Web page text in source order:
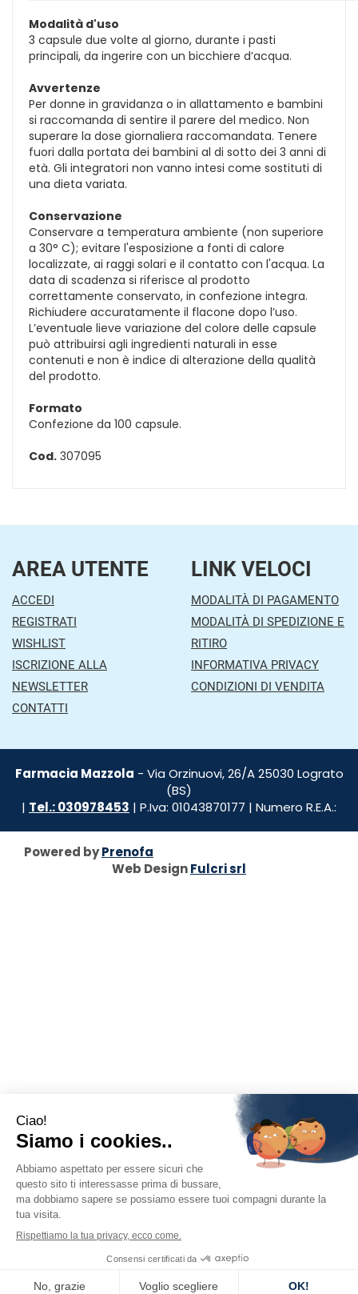
Modalità d'uso
3 capsule due volte al giorno, durante i pasti
principali, da ingerire con un bicchiere d’acqua.
Avvertenze
Per donne in gravidanza o in allattamento e bambini
si raccomanda di sentire il parere del medico. Non
superare la dose giornaliera raccomandata. Tenere
fuori dalla portata dei bambini al di sotto dei 3 anni di
età. Gli integratori non vanno intesi come sostituti di
una dieta variata.
Conservazione
Conservare a temperatura ambiente (non superiore
a 30° C); evitare l'esposizione a fonti di calore
localizzate, ai raggi solari e il contatto con l'acqua. La
data di scadenza si riferisce al prodotto
correttamente conservato, in confezione integra.
Richiudere accuratamente il flacone dopo l’uso.
L’eventuale lieve variazione del colore delle capsule
può attribuirsi agli ingredienti naturali in esse
contenuti e non è indice di alterazione della qualità
del prodotto.
Formato
Confezione da 100 capsule.
Cod. 307095
AREA UTENTE
ACCEDI
REGISTRATI
WISHLIST
ISCRIZIONE ALLA
NEWSLETTER
CONTATTI
LINK VELOCI
MODALITÀ DI PAGAMENTO
MODALITÀ DI SPEDIZIONE E
RITIRO
INFORMATIVA PRIVACY
CONDIZIONI DI VENDITA
Farmacia Mazzola - Via Orzinuovi, 26/A 25030 Lograto
(BS)
| Tel.: 030978453 | P.Iva: 01043870177 | Numero R.E.A.:
Powered byPrenofa
Web DesignFulcri srl